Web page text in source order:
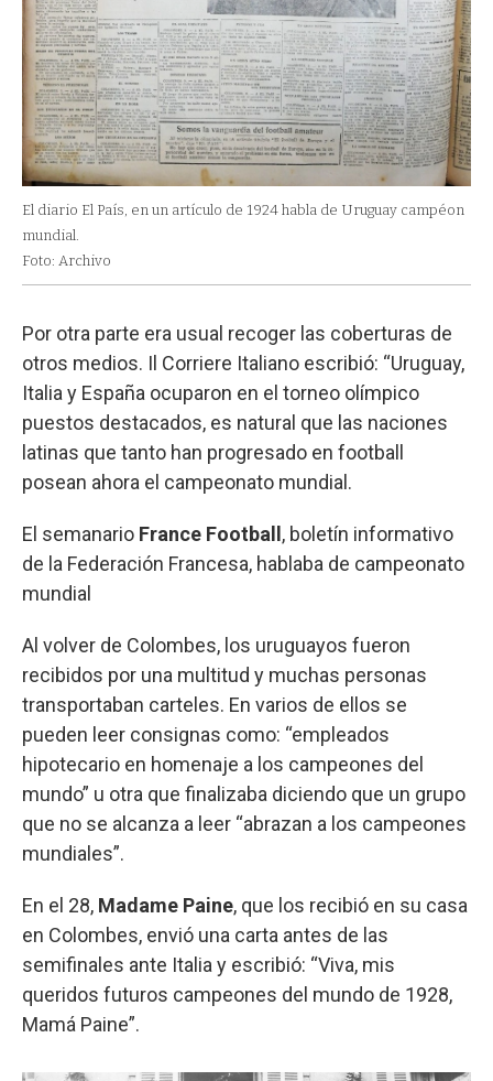
El diario El País, en un artículo de 1924 habla de Uruguay campéon
mundial.
Foto: Archivo
Por otra parte era usual recoger las coberturas de
otros medios. Il Corriere Italiano escribió: “Uruguay,
Italia y España ocuparon en el torneo olímpico
puestos destacados, es natural que las naciones
latinas que tanto han progresado en football
posean ahora el campeonato mundial.
El semanario France Football, boletín informativo
de la Federación Francesa, hablaba de campeonato
mundial
Al volver de Colombes, los uruguayos fueron
recibidos por una multitud y muchas personas
transportaban carteles. En varios de ellos se
pueden leer consignas como: “empleados
hipotecario en homenaje a los campeones del
mundo” u otra que finalizaba diciendo que un grupo
que no se alcanza a leer “abrazan a los campeones
mundiales”.
En el 28, Madame Paine, que los recibió en su casa
en Colombes, envió una carta antes de las
semifinales ante Italia y escribió: “Viva, mis
queridos futuros campeones del mundo de 1928,
Mamá Paine”.